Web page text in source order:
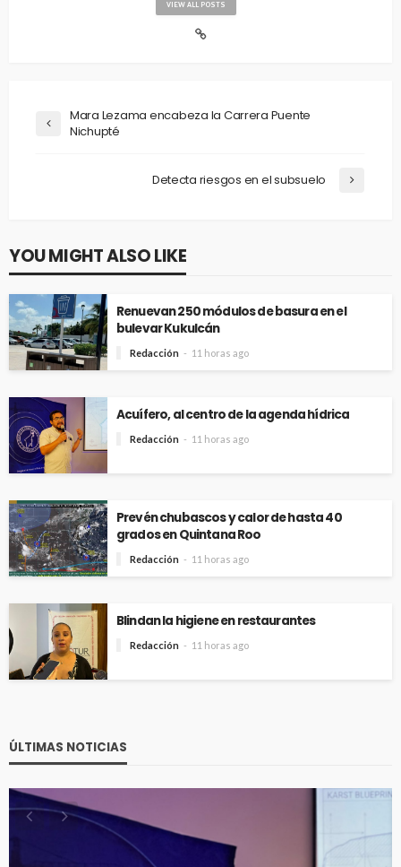
VIEW ALL POSTS
Mara Lezama encabeza la Carrera Puente
Nichupté
Detecta riesgos en el subsuelo
YOU MIGHT ALSO LIKE
Renuevan 250 módulos de basura en el
bulevar Kukulcán
Redacción 11 horas ago
Acuífero, al centro de la agenda hídrica
Redacción 11 horas ago
Prevén chubascos y calor de hasta 40
grados en Quintana Roo
Redacción 11 horas ago
Blindan la higiene en restaurantes
Redacción 11 horas ago
ÚLTIMAS NOTICIAS